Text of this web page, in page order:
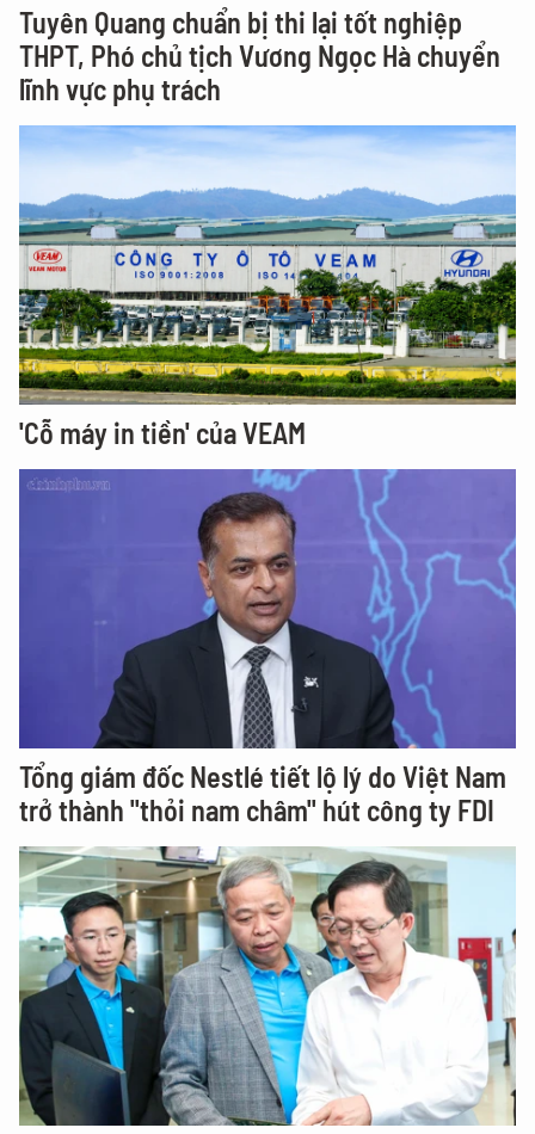
Tuyên Quang chuẩn bị thi lại tốt nghiệp
THPT, Phó chủ tịch Vương Ngọc Hà chuyển
lĩnh vực phụ trách
'Cỗ máy in tiền' của VEAM
Tổng giám đốc Nestlé tiết lộ lý do Việt Nam
trở thành "thỏi nam châm" hút công ty FDI